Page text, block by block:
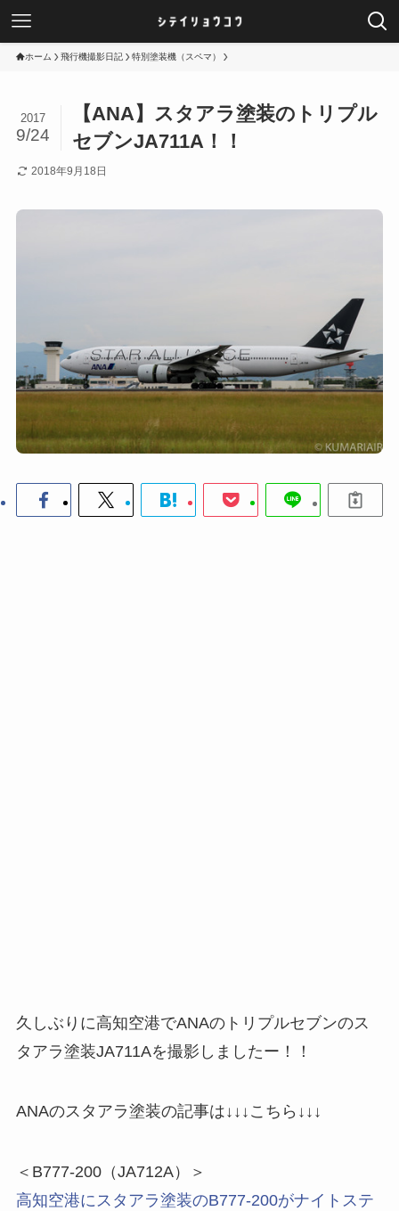
ホーム 飛行機撮影日記 特別塗装機（スペマ）
【ANA】スタアラ塗装のトリプル
セブンJA711A！！
2017
9/24
2018年9月18日
久しぶりに高知空港でANAのトリプルセブンのス
タアラ塗装JA711Aを撮影しましたー！！
ANAのスタアラ塗装の記事は↓↓↓こちら↓↓↓
＜B777-200（JA712A）＞
高知空港にスタアラ塗装のB777-200がナイトステ